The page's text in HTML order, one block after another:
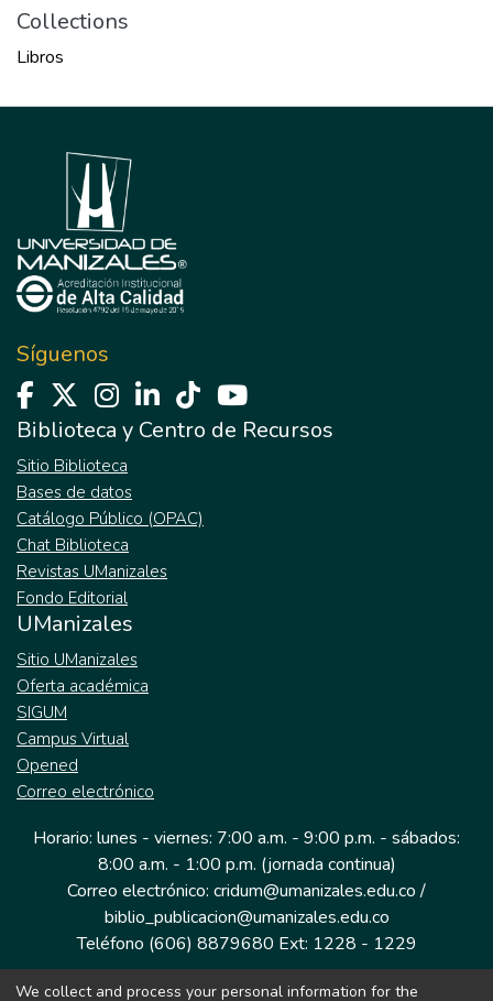
Collections
Libros
Síguenos
Biblioteca y Centro de Recursos
Sitio Biblioteca
Bases de datos
Catálogo Público (OPAC)
Chat Biblioteca
Revistas UManizales
Fondo Editorial
UManizales
Sitio UManizales
Oferta académica
SIGUM
Campus Virtual
Opened
Correo electrónico
Horario: lunes - viernes: 7:00 a.m. - 9:00 p.m. - sábados:
8:00 a.m. - 1:00 p.m. (jornada continua)
Correo electrónico: cridum@umanizales.edu.co /
biblio_publicacion@umanizales.edu.co
Teléfono (606) 8879680 Ext: 1228 - 1229
We collect and process your personal information for the